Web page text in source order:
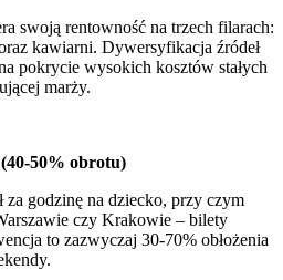
swoją rentowność na trzech filarach:
kawiarni. Dywersyfikacja źródeł
pokrycie wysokich kosztów stałych
marży.
50% obrotu)
za godzinę na dziecko, przy czym
czy Krakowie – bilety
to zazwyczaj 30-70% obłożenia